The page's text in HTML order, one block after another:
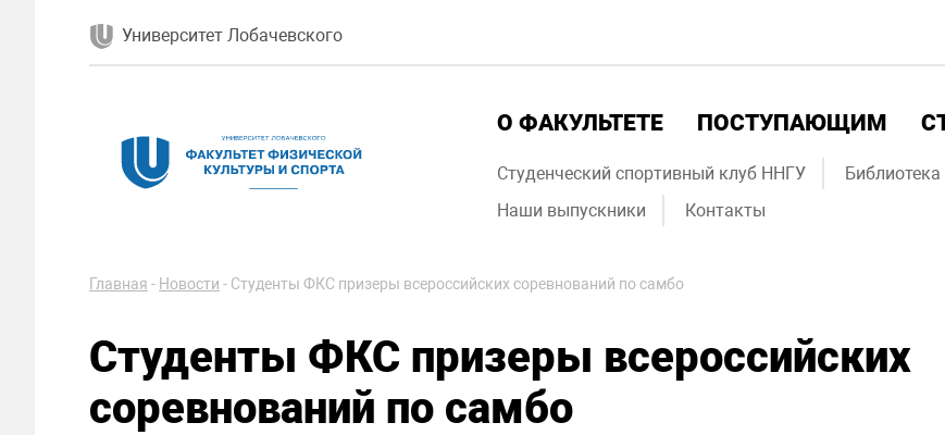
Университет Лобачевского
О ФАКУЛЬТЕТЕ ПОСТУПАЮЩИМ
Студенческий спортивный клуб ННГУ Библиотека
Наши выпускники
Контакты
Главная - Новости - Студенты ФКС призеры всероссийских соревнований по самбо
Студенты ФКС призеры всероссийских
соревнований по самбо